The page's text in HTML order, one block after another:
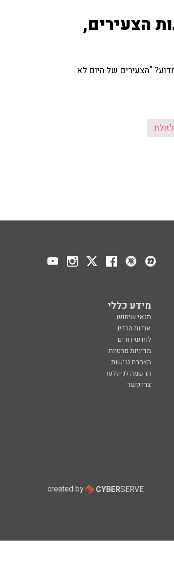
הצעירים,
"הצעירים של היום לא
מידע כללי
תנאי שימוש
אודות הרדיו
לוח שידורים
מדיניות פרטיות
הצהרת נגישות
הרשמה לניוזלטר
צרו קשר
created by CYBERSERVE